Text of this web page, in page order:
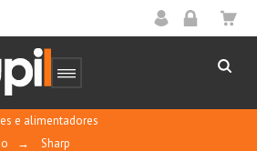
e alimentadores
→ Sharp